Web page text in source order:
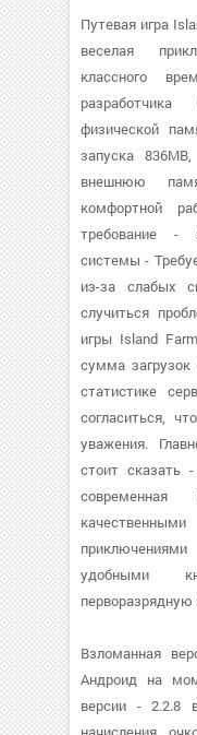
Путевая игра
веселая
классного
физической
запуска
внешнюю
комфортной
требование -
системы -
из-за слабых
случиться
игры Island
сумма
статистике
согласиться,
уважения.
стоит сказать
удобными
перворазрядную
Взломанная
Андроид на
версии - 2.2.8